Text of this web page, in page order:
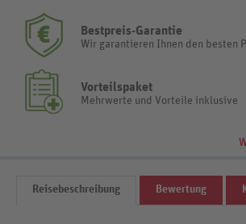
Bestpreis-Garantie
Wir garantieren Ihnen den besten
Vorteilspaket
Mehrwerte und Vorteile inklusive
Reisebeschreibung Bewertung